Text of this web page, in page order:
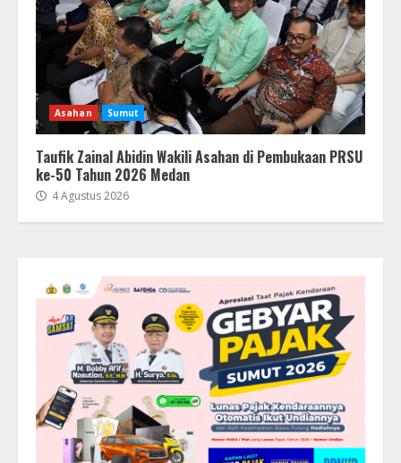
Asahan Sumut
Taufik Zainal Abidin Wakili Asahan di Pembukaan PRSU
ke-50 Tahun 2026 Medan
4 Agustus 2026